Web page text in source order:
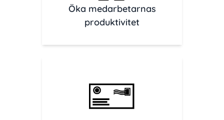
Öka medarbetarnas
produktivitet